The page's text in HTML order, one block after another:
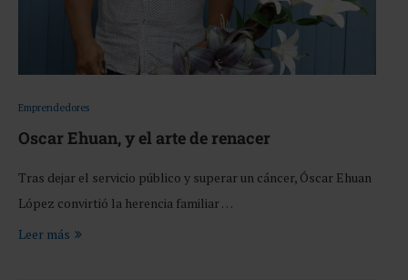
Emprendedores
Oscar Ehuan, y el arte de renacer
Tras dejar el servicio público y superar un cáncer, Óscar Ehuan
López convirtió la herencia familiar …
Leer más